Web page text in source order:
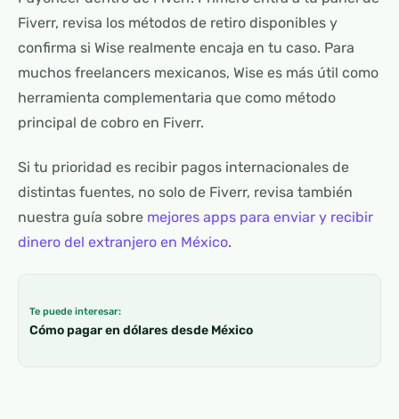
Fiverr, revisa los métodos de retiro disponibles y
confirma si Wise realmente encaja en tu caso. Para
muchos freelancers mexicanos, Wise es más útil como
herramienta complementaria que como método
principal de cobro en Fiverr.
Si tu prioridad es recibir pagos internacionales de
distintas fuentes, no solo de Fiverr, revisa también
nuestra guía sobre mejores apps para enviar y recibir
dinero del extranjero en México.
Te puede interesar:
Cómo pagar en dólares desde México